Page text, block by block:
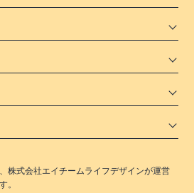
株式会社エイチームライフデザインが運営
。